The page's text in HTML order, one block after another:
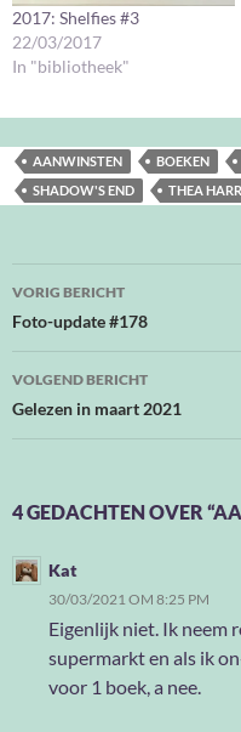
2017: Shelfies #3
22/03/2017
In "bibliotheek"
AANWINSTEN BOEKEN
SHADOW'S END
THEA
Bericht
navigatie
VORIG BERICHT
Foto-update #178
VOLGEND BERICHT
Gelezen in maart 2021
4 GEDACHTEN OVER
Kat
30/03/2021 OM 8:25 PM
Eigenlijk niet. Ik neem
supermarkt en als ik
voor 1 boek, a nee.